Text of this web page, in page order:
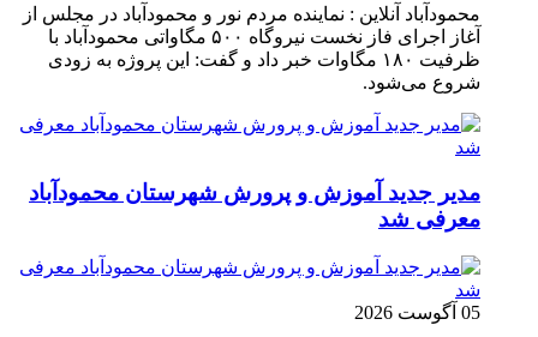
محمودآباد آنلاین : نماینده مردم نور و محمودآباد در مجلس از
آغاز اجرای فاز نخست نیروگاه ۵۰۰ مگاواتی محمودآباد با
ظرفیت ۱۸۰ مگاوات خبر داد و گفت: این پروژه به زودی
شروع می‌شود.
مدیر جدید آموزش و پرورش شهرستان محمودآباد
معرفی شد
05 آگوست 2026